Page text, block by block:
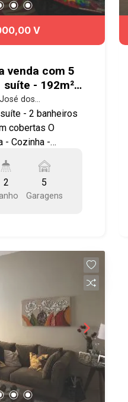
V
venda com 5
- 192m²
dos
- 2 banheiros
cobertas O
-
de menor valor.
2 5
Garagens